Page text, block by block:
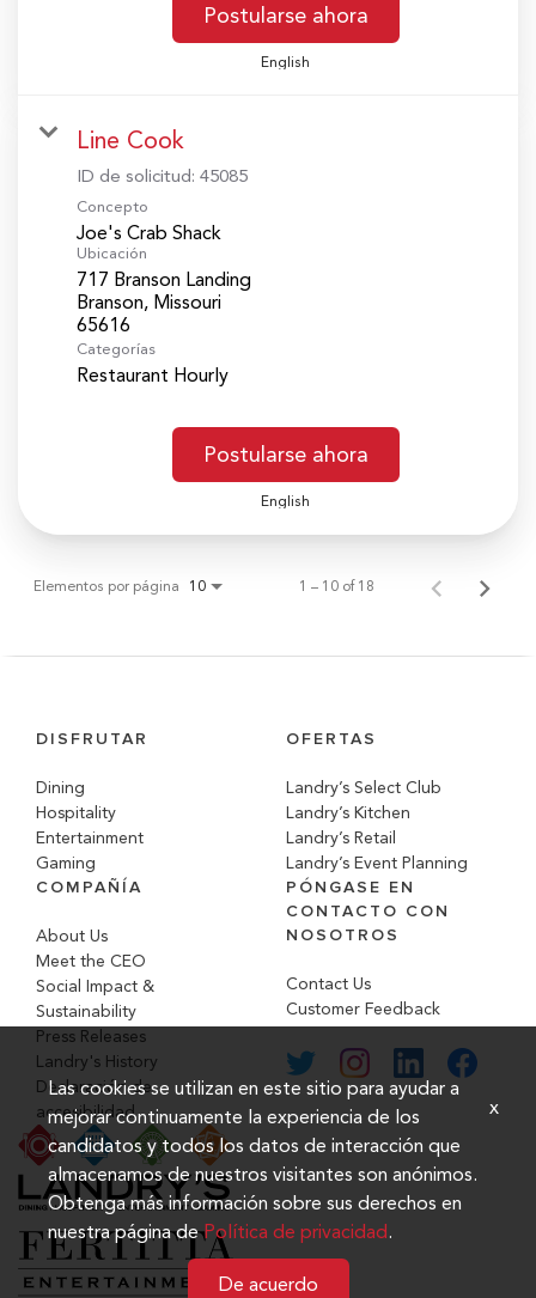
Postularse ahora
English
Line Cook
ID de solicitud: 45085
Concepto
Joe's Crab Shack
Ubicación
717 Branson Landing
Branson, Missouri
Categorías
Restaurant Hourly
Postularse ahora
English
Elementos por página 10 1 – 10 of 18
DISFRUTAR
Dining
Hospitality
Entertainment
Gaming
OFERTAS
Landry’s Select Club
Landry’s Kitchen
Landry’s Retail
Landry’s Event Planning
COMPAÑÍA
About Us
Meet the CEO
Social Impact &
Sustainability
Press Releases
Landry's History
Declaración de
accesibilidad
PÓNGASE EN
CONTACTO CON
NOSOTROS
Contact Us
Customer Feedback
Las cookies se utilizan en este sitio para ayudar a
mejorar continuamente la experiencia de los
candidatos y todos los datos de interacción que
almacenamos de nuestros visitantes son anónimos.
Obtenga más información sobre sus derechos en
nuestra página dePolítica de privacidad.
De acuerdo
x